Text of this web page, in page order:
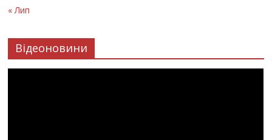
« Лип
Відеоновини